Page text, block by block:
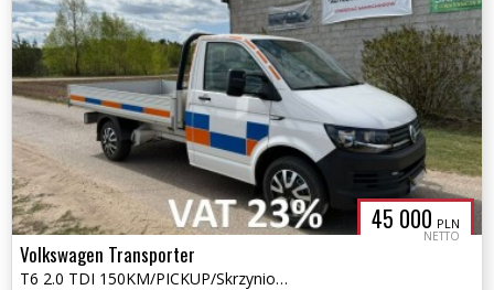
45 000 PLN
NETTO
Volkswagen Transporter
T6 2.0 TDI 150KM/PICKUP/Skrzyniowy/AUTOMAT/Webasto